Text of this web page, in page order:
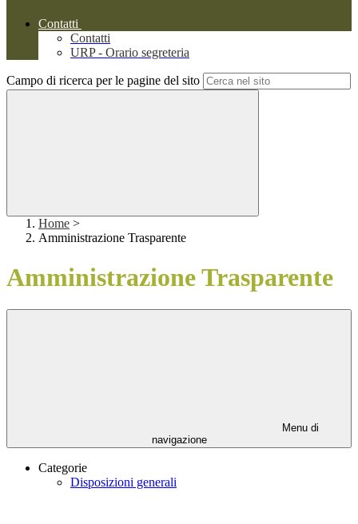
Contatti
Contatti
URP - Orario segreteria
Campo di ricerca per le pagine del sito
Home >
Amministrazione Trasparente
Amministrazione Trasparente
Menu di
navigazione
Categorie
Disposizioni generali